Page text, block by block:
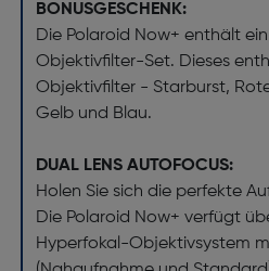
BONUSGESCHENK:
Die Polaroid Now+ enthält
Objektivfilter-Set. Dieses
Objektivfilter - Starburst,
Gelb und Blau.
DUAL LENS AUTOFOCUS:
Holen Sie sich die perfekte
Die Polaroid Now+ verfügt
Hyperfokal-Objektivsystem